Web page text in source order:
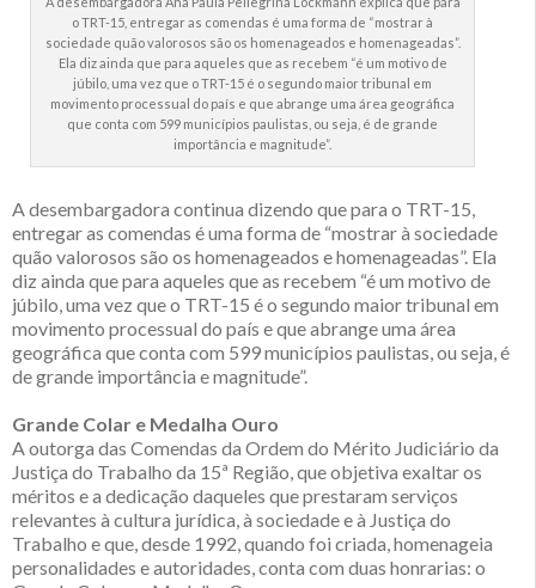
o TRT-15, entregar as comendas é uma forma de “mostrar à
sociedade quão valorosos são os homenageados e homenageadas”.
Ela diz ainda que para aqueles que as recebem “é um motivo de
júbilo, uma vez que o TRT-15 é o segundo maior tribunal em
movimento processual do país e que abrange uma área geográfica
que conta com 599 municípios paulistas, ou seja, é de grande
importância e magnitude”.
A desembargadora continua dizendo que para o TRT-15,
entregar as comendas é uma forma de “mostrar à sociedade
quão valorosos são os homenageados e homenageadas”. Ela
diz ainda que para aqueles que as recebem “é um motivo de
júbilo, uma vez que o TRT-15 é o segundo maior tribunal em
movimento processual do país e que abrange uma área
geográfica que conta com 599 municípios paulistas, ou seja, é
de grande importância e magnitude”.
Grande Colar e Medalha Ouro
A outorga das Comendas da Ordem do Mérito Judiciário da
Justiça do Trabalho da 15ª Região, que objetiva exaltar os
méritos e a dedicação daqueles que prestaram serviços
relevantes à cultura jurídica, à sociedade e à Justiça do
Trabalho e que, desde 1992, quando foi criada, homenageia
personalidades e autoridades, conta com duas honrarias: o